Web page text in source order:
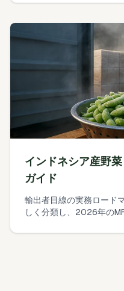
3%未満に低減する方法を
インドネシア産野
ガイド
輸出者目線の実務ロード
しく分類し、2026年の